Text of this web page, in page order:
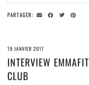
PARTAGER:
19 JANVIER 2017
INTERVIEW
CLUB